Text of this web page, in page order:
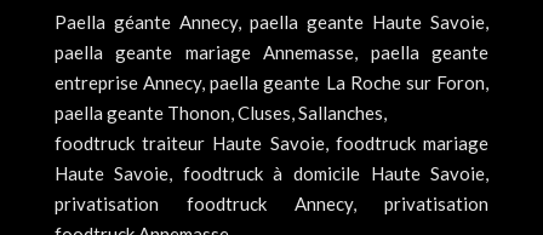
Paella géante Annecy, paella geante Haute Savoie,
paella geante mariage Annemasse, paella geante
entreprise Annecy, paella geante La Roche sur Foron,
paella geante Thonon, Cluses, Sallanches,
foodtruck traiteur Haute Savoie, foodtruck mariage
Haute Savoie, foodtruck à domicile Haute Savoie,
privatisation foodtruck Annecy, privatisation